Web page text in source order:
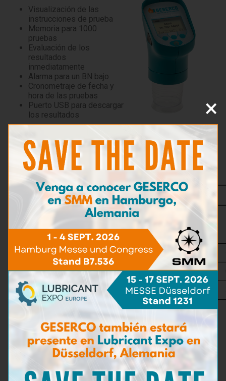
Visualización de las
instrucciones de prueba
Memoria para 1000
pruebas
Evaluación de los
resultados
inmediatamente
Alarma para un BN bajo
Cronometraje de fecha y
hora de las pruebas
Puerto USB para descargar
los resultados
Características
El maletín BNTest™ viene en 2 versiones para adaptarse
mejor a la aplicación del usuario :
MODELO PRECALIBRADO
Rangos de medición
BN 0 a 30
BN 0 a 100
BN 0 a 140
Precisión ± 4%
Resolución
0,1 BN
Duración
3 minutos
×